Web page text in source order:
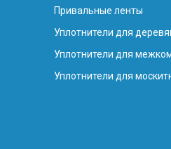
Привальные ленты
Уплотнители для
Уплотнители для
Уплотнители для